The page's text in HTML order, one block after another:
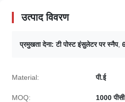
उत्पाद विवरण
प्रमुखता देना: टी पोस्ट इंसुलेटर पर स्नैप,
Material: पी.ई
MOQ: 1000 पीसी